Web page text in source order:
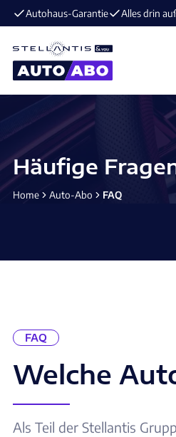
E-Mobilität im Angebot ⚡️ jetzt
Häufige
Home Auto-Abo FAQ
FAQ
Welche
Als Teil der Stellantis